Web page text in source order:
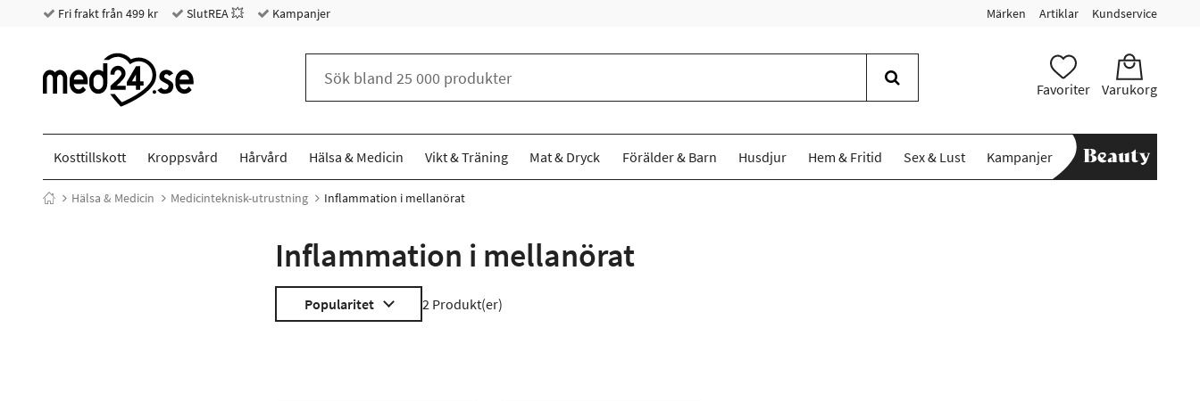
Fri frakt från 499 kr SlutREA 💥 Kampanjer Märken Artiklar Kundservice
Favoriter Varukorg
Kosttillskott Kroppsvård Hårvård Hälsa & Medicin Vikt & Träning Mat & Dryck Förälder & Barn Husdjur Hem & Fritid Sex & Lust Kampanjer
Hälsa & Medicin Medicinteknisk-utrustning Inflammation i mellanörat
Inflammation i mellanörat
Popularitet 2 Produkt(er)